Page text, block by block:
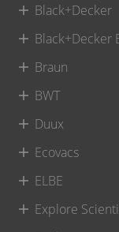
Black+Decker
Black+Decker
Braun
BWT
Duux
Ecovacs
ELBE
Explore